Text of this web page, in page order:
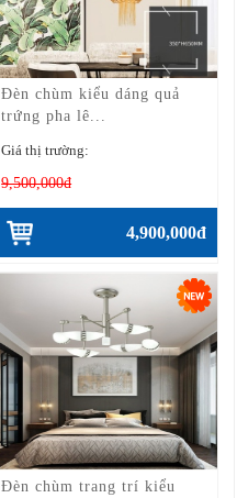
Đèn chùm kiểu dáng quả
trứng pha lê...
Giá thị trường:
9,500,000đ
4,900,000đ
Đèn chùm trang trí kiểu